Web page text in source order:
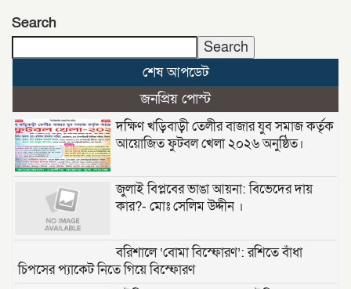
Search
Search
শেষ আপডেট
জনপ্রিয় পোস্ট
দক্ষিণ খড়িবাড়ী তেলীর বাজার যুব সমাজ কর্তৃক
আয়োজিত ফুটবল খেলা ২০২৬ অনুষ্ঠিত।
জুলাই বিপ্লবের ভাঙা আয়না: বিভেদের দায়
কার?- মোঃ সেলিম উদ্দীন ।
বরিশালে ‘বোমা বিস্ফোরণ’: রশিতে বাঁধা
চিপসের প্যাকেট নিতে গিয়ে বিস্ফোরণ